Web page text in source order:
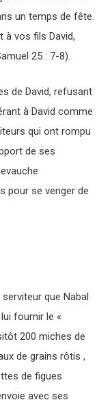
un temps de fête.
à vos fils David,
25 : 7-8).
de David, refusant
à David comme
qui ont rompu
de ses
pour se venger de
que Nabal
fournir le «
200 miches de
de grains rôtis ,
de figues
avec ses